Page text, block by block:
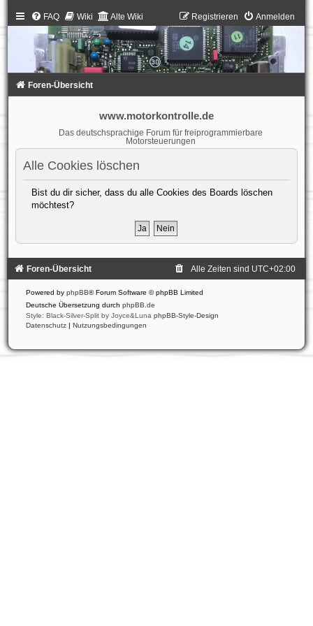
FAQ Wiki Alte Wiki Anmelden
Registrieren
Foren-Übersicht
www.motorkontrolle.de
Das deutschsprachige Forum für freiprogrammierbare
Motorsteuerungen
Alle Cookies löschen
Bist du dir sicher, dass du alle Cookies des Boards löschen
möchtest?
Foren-Übersicht Alle Zeiten sind UTC+02:00
Powered by phpBB® Forum Software © phpBB Limited
Deutsche Übersetzung durch phpBB.de
Style: Black-Silver-Split by Joyce&Luna phpBB-Style-Design
Datenschutz | Nutzungsbedingungen